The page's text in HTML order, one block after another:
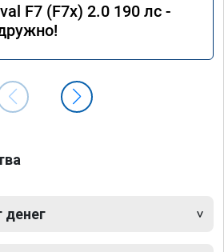
F7 (F7x) 2.0 190 лс -
денег